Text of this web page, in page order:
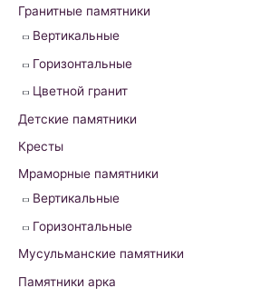
h
Гранитные памятники
Вертикальные
Горизонтальные
Цветной гранит
Детские памятники
Кресты
Мраморные памятники
Вертикальные
Горизонтальные
Мусульманские памятники
Памятники арка